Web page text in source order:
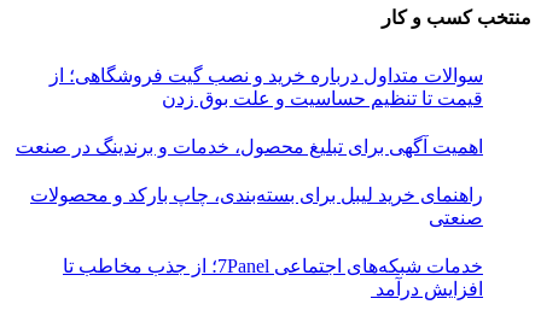
منتخب کسب و کار
سوالات متداول درباره خرید و نصب گیت فروشگاهی؛ از
قیمت تا تنظیم حساسیت و علت بوق زدن
اهمیت آگهی برای تبلیغ محصول، خدمات و برندینگ در صنعت
راهنمای خرید لیبل برای بسته‌بندی، چاپ بارکد و محصولات
صنعتی
خدمات شبکه‌های اجتماعی 7Panel؛ از جذب مخاطب تا
افزایش درآمد